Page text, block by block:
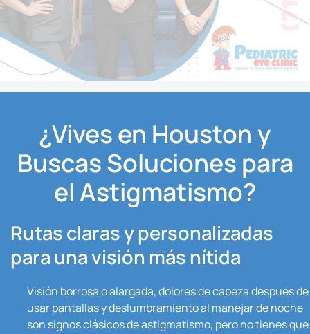
¿Vives en Houston y
Buscas Soluciones para
el Astigmatismo?
Rutas claras y personalizadas
para una visión más nítida
Visión borrosa o alargada, dolores de cabeza después de
usar pantallas y deslumbramiento al manejar de noche
son signos clásicos de astigmatismo, pero no tienes que